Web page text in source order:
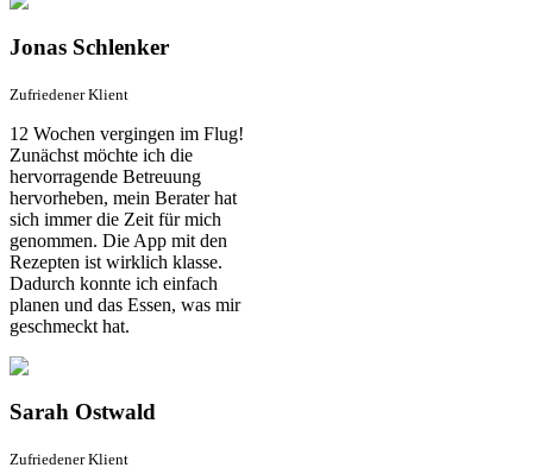
Jonas Schlenker
Zufriedener Klient
12 Wochen vergingen im Flug!
Zunächst möchte ich die
hervorragende Betreuung
hervorheben, mein Berater hat
sich immer die Zeit für mich
genommen. Die App mit den
Rezepten ist wirklich klasse.
Dadurch konnte ich einfach
planen und das Essen, was mir
geschmeckt hat.
Sarah Ostwald
Zufriedener Klient